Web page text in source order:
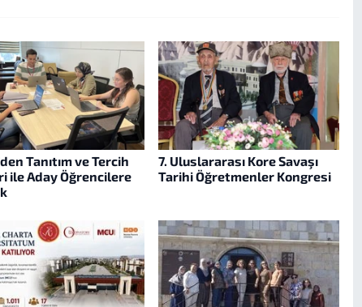
Tanıtım ve Tercih
ile Aday Öğrencilere
7. Uluslararası Kore Savaşı
Tarihi Öğretmenler Kongresi